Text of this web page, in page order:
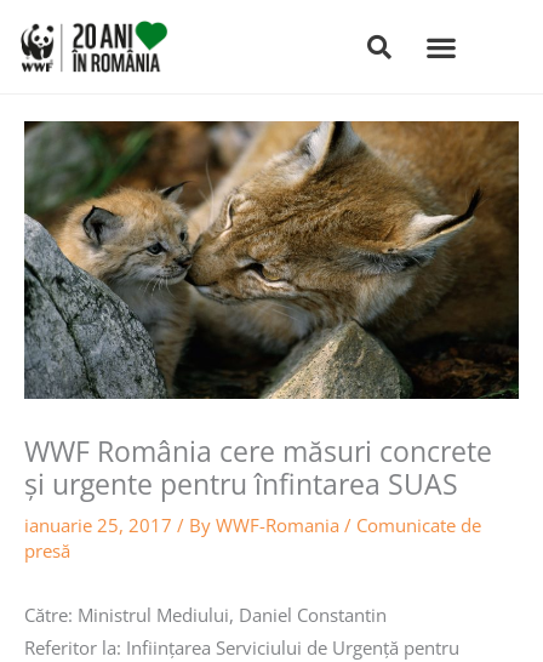
content
WWF România cere măsuri concrete
și urgente pentru înfintarea SUAS
ianuarie 25, 2017 / By WWF-Romania / Comunicate de
presă
Către: Ministrul Mediului, Daniel Constantin
Referitor la: Inființarea Serviciului de Urgență pentru